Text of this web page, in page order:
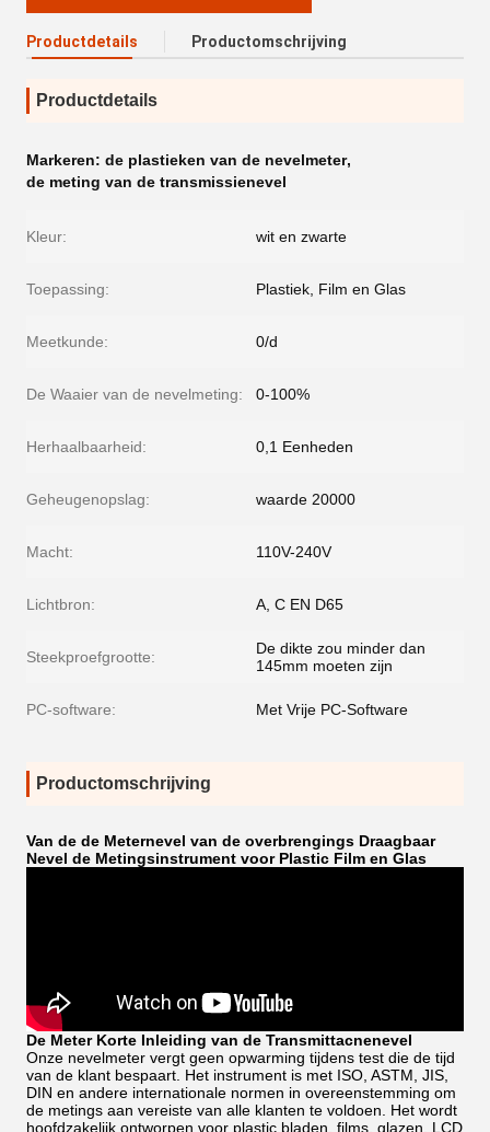
Productdetails Productomschrijving
Productdetails
Markeren: de plastieken van de nevelmeter,
de meting van de transmissienevel
Kleur: wit en zwarte
Toepassing: Plastiek, Film en Glas
Meetkunde: 0/d
De Waaier van de nevelmeting: 0-100%
Herhaalbaarheid: 0,1 Eenheden
Geheugenopslag: waarde 20000
Macht: 110V-240V
Lichtbron: A, C EN D65
Steekproefgrootte:
De dikte zou minder dan
145mm moeten zijn
PC-software: Met Vrije PC-Software
Productomschrijving
Van de de Meternevel van de overbrengings Draagbaar
Nevel de Metingsinstrument voor Plastic Film en Glas
De Meter Korte Inleiding van de Transmittacnenevel
Onze nevelmeter vergt geen opwarming tijdens test die de tijd
van de klant bespaart. Het instrument is met ISO, ASTM, JIS,
DIN en andere internationale normen in overeenstemming om
de metings aan vereiste van alle klanten te voldoen. Het wordt
hoofdzakelijk ontworpen voor plastic bladen, films, glazen, LCD